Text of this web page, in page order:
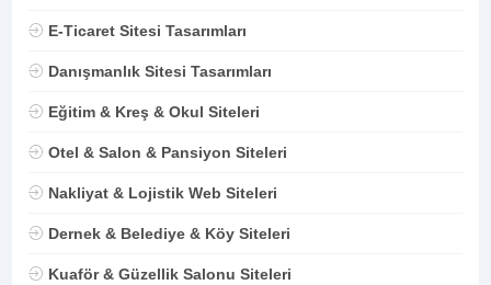
E-Ticaret Sitesi Tasarımları
Danışmanlık Sitesi Tasarımları
Eğitim & Kreş & Okul Siteleri
Otel & Salon & Pansiyon Siteleri
Nakliyat & Lojistik Web Siteleri
Dernek & Belediye & Köy Siteleri
Kuaför & Güzellik Salonu Siteleri